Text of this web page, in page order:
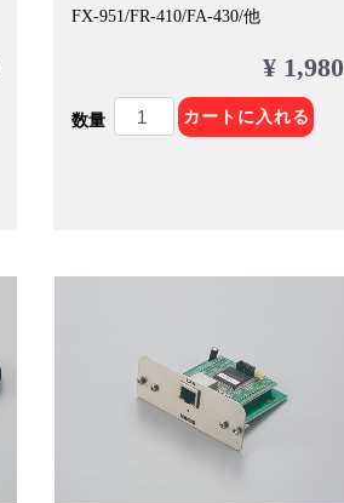
FX-951/FR-410/FA-430/他
¥ 1,980
数量 カートに入れる